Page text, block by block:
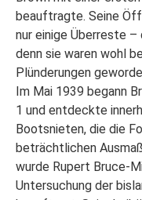
beauftragte. Seine
nur einige Überreste
denn sie waren wohl
Plünderungen
Im Mai 1939 begann
1 und entdeckte
Bootsnieten, die die
beträchtlichen
wurde Rupert Bruce-
Untersuchung der